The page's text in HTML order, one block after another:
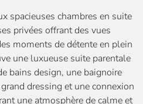
spacieuses chambres en suite
privées offrant des vues
moments de détente en plein
une luxueuse suite parentale
bains design, une baignoire
dressing et une connexion
une atmosphère de calme et